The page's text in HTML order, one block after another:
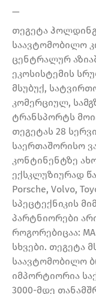
—
თეგეტა
საავტომობილო
ცენტრალურ
ეკოსისტემის
მსუბუქ,
კომერციულ,
ტრანსპორტს
თეგეტას 28
საერთაშორისო
კონტინენტზე
ექსკლუზიურად
Porsche, Volvo,
სპეცტექნიკის
პარტნიორები
როგორებიცაა:
სხვები. თეგეტა
საავტომობილო
იმპორტიორია
3000-მდე